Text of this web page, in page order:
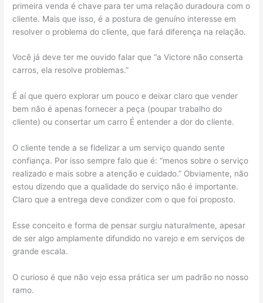
primeira venda é chave para ter uma relação duradoura com o
cliente. Mais que isso, é a postura de genuíno interesse em
resolver o problema do cliente, que fará diferença na relação.
Você já deve ter me ouvido falar que “a Victore não conserta
carros, ela resolve problemas.”
É aí que quero explorar um pouco e deixar claro que vender
bem não é apenas fornecer a peça (poupar trabalho do
cliente) ou consertar um carro É entender a dor do cliente.
O cliente tende a se fidelizar a um serviço quando sente
confiança. Por isso sempre falo que é: “menos sobre o serviço
realizado e mais sobre a atenção e cuidado.” Obviamente, não
estou dizendo que a qualidade do serviço não é importante.
Claro que a entrega deve condizer com o que foi proposto.
Esse conceito e forma de pensar surgiu naturalmente, apesar
de ser algo amplamente difundido no varejo e em serviços de
grande escala.
O curioso é que não vejo essa prática ser um padrão no nosso
ramo.